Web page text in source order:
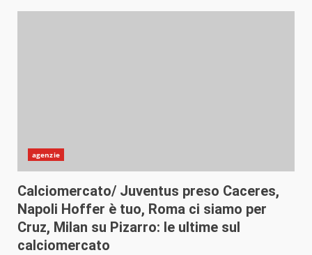
agenzie
Calciomercato/ Juventus preso Caceres,
Napoli Hoffer è tuo, Roma ci siamo per
Cruz, Milan su Pizarro: le ultime sul
calciomercato